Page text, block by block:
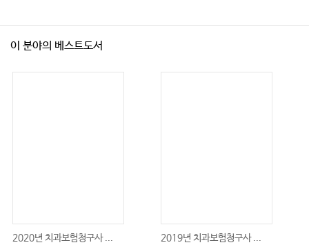
이 분야의 베스트도서
2020년 치과보험청구사 ... 2019년 치과보험청구사 ...